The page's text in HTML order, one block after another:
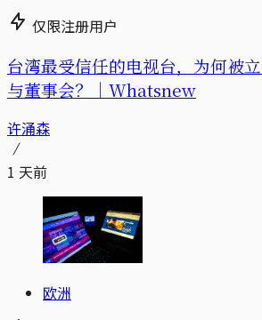
仅限注册用户
台湾最受信任的电视台，为何被
与董事会？｜Whatsnew
许涌森
1 天前
欧洲